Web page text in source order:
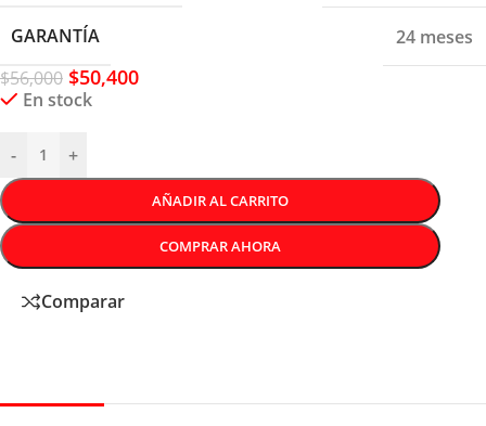
GARANTÍA
24 meses
$56,000 $50,400
En stock
- +
AÑADIR AL CARRITO
COMPRAR AHORA
Comparar